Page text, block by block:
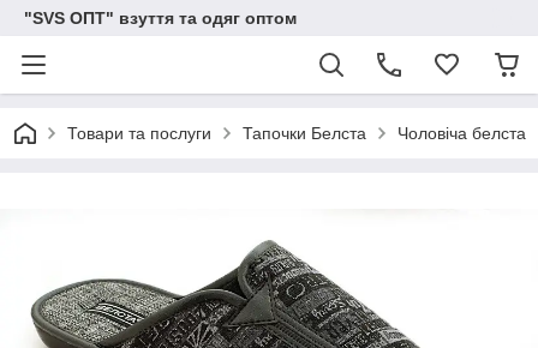
"SVS ОПТ" взуття та одяг оптом
Товари та послуги Тапочки Белста Чоловіча белста